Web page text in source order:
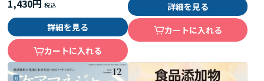
1,430円
詳細を見る
カートに入れる
詳細を見る
カートに入れる